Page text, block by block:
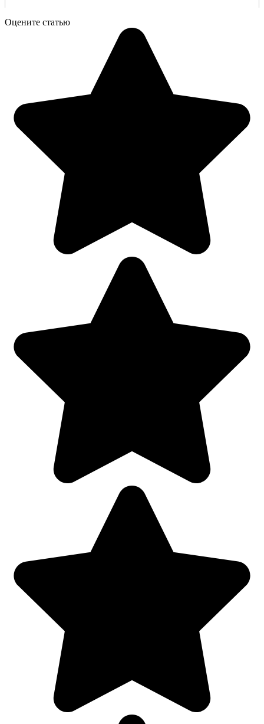
Оцените статью